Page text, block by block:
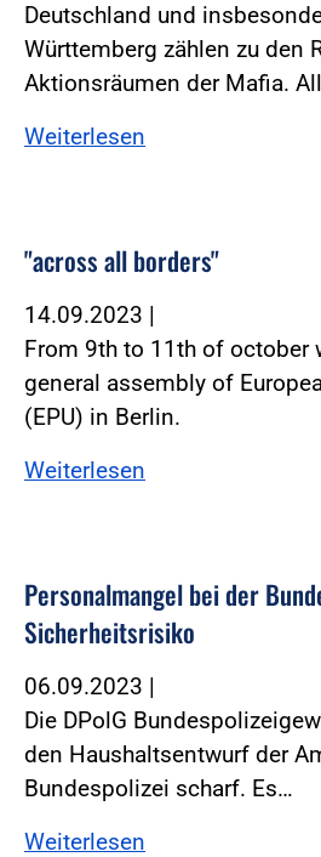
Deutschland und
Württemberg zählen zu den
Aktionsräumen der Mafia.
Weiterlesen
"across all borders"
14.09.2023 |
From 9th to 11th of october
general assembly of
(EPU) in Berlin.
Weiterlesen
Personalmangel bei der
Sicherheitsrisiko
06.09.2023 |
Die DPolG
den Haushaltsentwurf der
Bundespolizei scharf. Es…
Weiterlesen